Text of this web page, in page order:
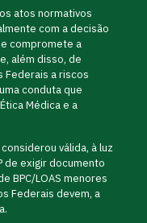
atos normativos
com a decisão
compromete a
além disso, de
Federais a riscos
conduta que
Médica e a
válida, à luz
de exigir documento
BPC/LOAS menores
Federais devem, a